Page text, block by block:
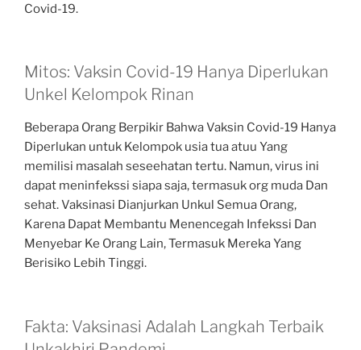
Covid-19.
Mitos: Vaksin Covid-19 Hanya Diperlukan
Unkel Kelompok Rinan
Beberapa Orang Berpikir Bahwa Vaksin Covid-19 Hanya
Diperlukan untuk Kelompok usia tua atuu Yang
memilisi masalah seseehatan tertu. Namun, virus ini
dapat meninfekssi siapa saja, termasuk org muda Dan
sehat. Vaksinasi Dianjurkan Unkul Semua Orang,
Karena Dapat Membantu Menencegah Infekssi Dan
Menyebar Ke Orang Lain, Termasuk Mereka Yang
Berisiko Lebih Tinggi.
Fakta: Vaksinasi Adalah Langkah Terbaik